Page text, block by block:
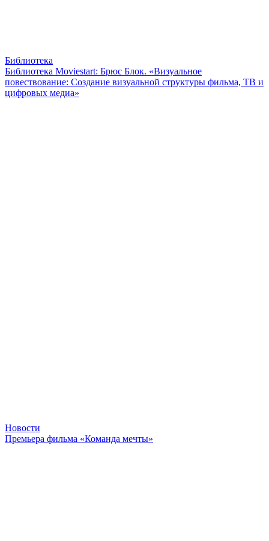
Библиотека
Библиотека Moviestart: Брюс Блок. «Визуальное
повествование: Создание визуальной структуры фильма, ТВ и
цифровых медиа»
Новости
Премьера фильма «Команда мечты»